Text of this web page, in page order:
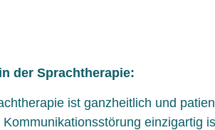
der Sprachtherapie:
ist ganzheitlich und
einzigartig